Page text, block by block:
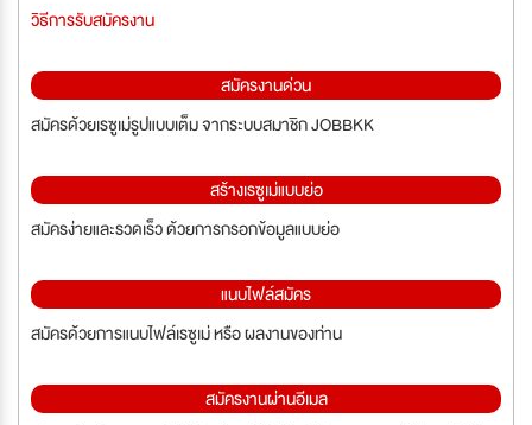
วิธีการรับสมัครงาน
สมัครงานด่วน
สมัครด้วยเรซูเม่รูปแบบเต็ม จากระบบสมาชิก JOBBKK
สร้างเรซูเม่แบบย่อ
สมัครง่ายและรวดเร็ว ด้วยการกรอกข้อมูลแบบย่อ
แนบไฟล์สมัคร
สมัครด้วยการแนบไฟล์เรซูเม่ หรือ ผลงานของท่าน
สมัครงานผ่านอีเมล